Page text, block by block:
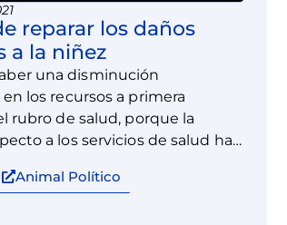
reparar los daños
a la niñez
una disminución
los recursos a primera
rubro de salud, porque la
a los servicios de salud ha
legisladores tienen la
de escuchar, de representar
Animal Político